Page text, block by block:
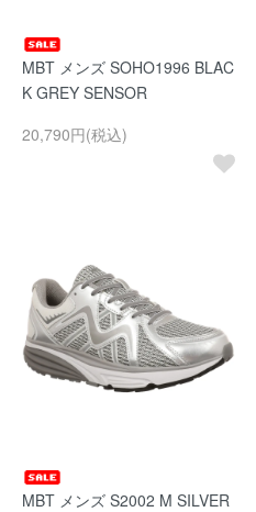
MBT メンズ SOHO1996 BLAC
K GREY SENSOR
20,790円(税込)
MBT メンズ S2002 M SILVER